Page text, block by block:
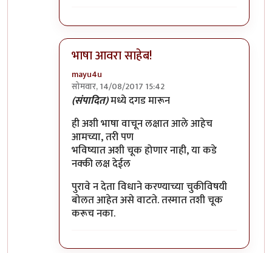
भाषा आवरा साहेब!
mayu4u
सोमवार, 14/08/2017 15:42
In reply toमुनी जी ...!!by
(संपादित)मध्ये दगड मारून
ही अशी भाषा वाचून लक्षात आले आहेच
आमच्या, तरी पण
भविष्यात अशी चूक होणार नाही, या कडे
नक्की लक्ष देईल
पुरावे न देता विधाने करण्याच्या चुकीविषयी
बोलत आहेत असे वाटते. तस्मात तशी चूक
करूच नका.